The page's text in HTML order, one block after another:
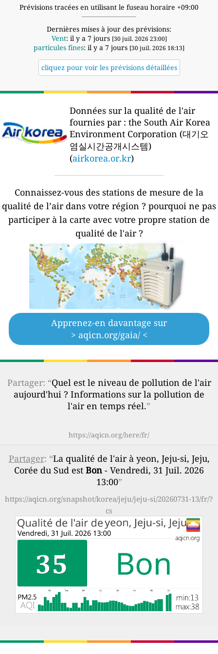
Prévisions tracées en utilisant le fuseau horaire +09:00
Dernières mises à jour des prévisions:
Vent: il y a 7 jours [30 juil. 2026 23:00]
particules fines: il y a 7 jours [30 juil. 2026 18:13]
cliquez pour voir les prévisions détaillées
Données sur la qualité de l'air
fournies par : the South Air Korea
Environment Corporation (대기오
염실시간공개시스템)
(airkorea.or.kr)
Connaissez-vous des stations de mesure de la
qualité de l’air dans votre région ? pourquoi ne pas
participer à la carte avec votre propre station de
qualité de l'air ?
Apprenez-en davantage sur
> aqicn.org/gaia/ <
Partager: “Quel est le niveau de pollution de l'air
aujourd'hui ? Informations sur la pollution de
l'air en temps réel.”
https://aqicn.org/here/fr/
Partager: “La qualité de l'air à yeon, Jeju-si, Jeju,
Corée du Sud est Bon - Vendredi, 31 Juil. 2026
13:00”
https://aqicn.org/snapshot/korea/jeju/jeju-si/20260731-13/fr/?
cs